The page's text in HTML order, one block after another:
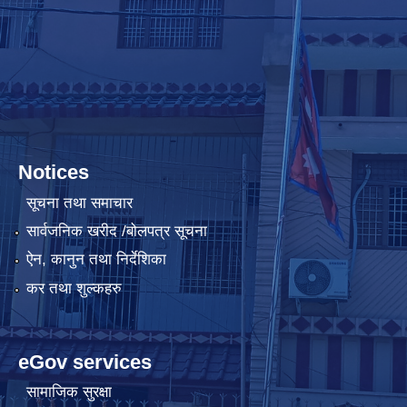
Notices
सूचना तथा समाचार
सार्वजनिक खरीद /बोलपत्र सूचना
ऐन, कानुन तथा निर्देशिका
कर तथा शुल्कहरु
eGov services
सामाजिक सुरक्षा